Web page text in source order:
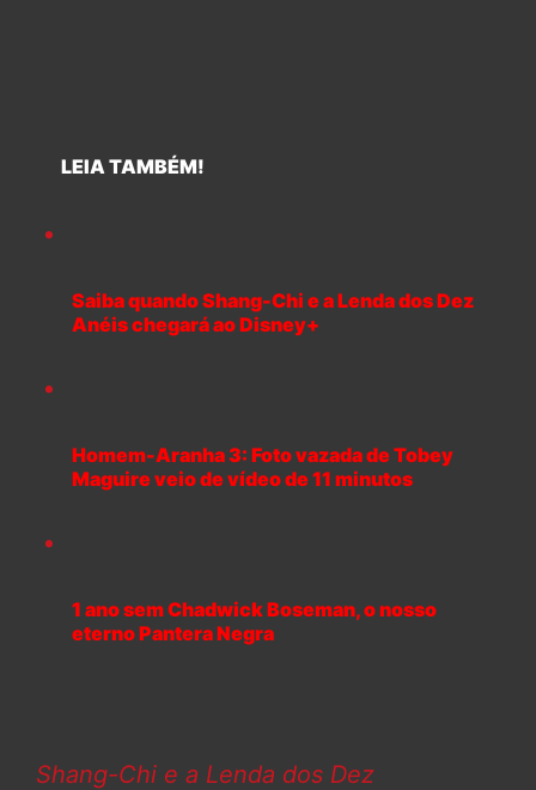
LEIA TAMBÉM!
Saiba quando Shang-Chi e a Lenda dos Dez
Anéis chegará ao Disney+
Homem-Aranha 3: Foto vazada de Tobey
Maguire veio de vídeo de 11 minutos
1 ano sem Chadwick Boseman, o nosso
eterno Pantera Negra
Shang-Chi e a Lenda dos Dez